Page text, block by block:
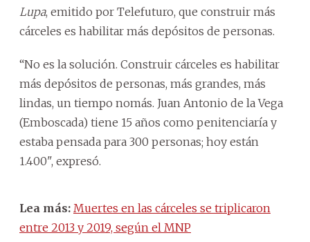
Lupa, emitido por Telefuturo, que construir más
cárceles es habilitar más depósitos de personas.
“No es la solución. Construir cárceles es habilitar
más depósitos de personas, más grandes, más
lindas, un tiempo nomás. Juan Antonio de la Vega
(Emboscada) tiene 15 años como penitenciaría y
estaba pensada para 300 personas; hoy están
1.400", expresó.
Lea más: Muertes en las cárceles se triplicaron
entre 2013 y 2019, según el MNP